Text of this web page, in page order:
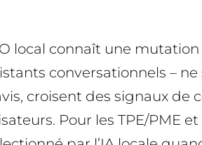
local connaît une
conversationnels –
croisent des signaux
Pour les TPE/PME